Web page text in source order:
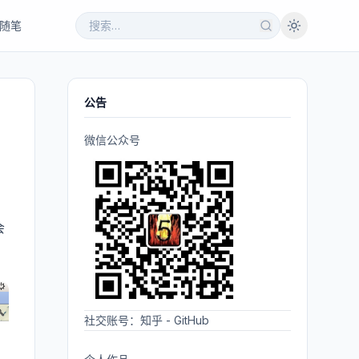
随笔
公告
微信公众号
社交账号： 知乎 - GitHub